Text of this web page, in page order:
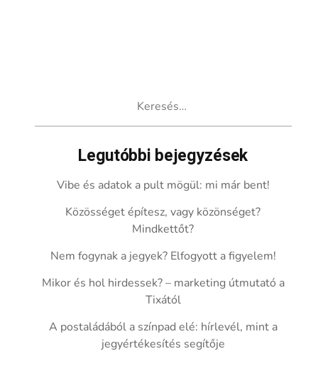
Legutóbbi bejegyzések
Vibe és adatok a pult mögül: mi már bent!
Közösséget építesz, vagy közönséget?
Mindkettőt?
Nem fogynak a jegyek? Elfogyott a figyelem!
Mikor és hol hirdessek? – marketing útmutató a
Tixától
A postaládából a színpad elé: hírlevél, mint a
jegyértékesítés segítője